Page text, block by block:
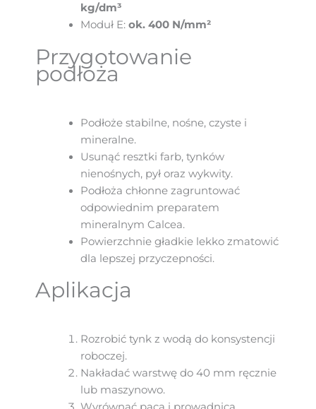
kg/dm³
Moduł E: ok. 400 N/mm²
Przygotowanie
podłoża
Podłoże stabilne, nośne, czyste i
mineralne.
Usunąć resztki farb, tynków
nienośnych, pył oraz wykwity.
Podłoża chłonne zagruntować
odpowiednim preparatem
mineralnym Calcea.
Powierzchnie gładkie lekko zmatowić
dla lepszej przyczepności.
Aplikacja
Rozrobić tynk z wodą do konsystencji
roboczej.
Nakładać warstwę do 40 mm ręcznie
lub maszynowo.